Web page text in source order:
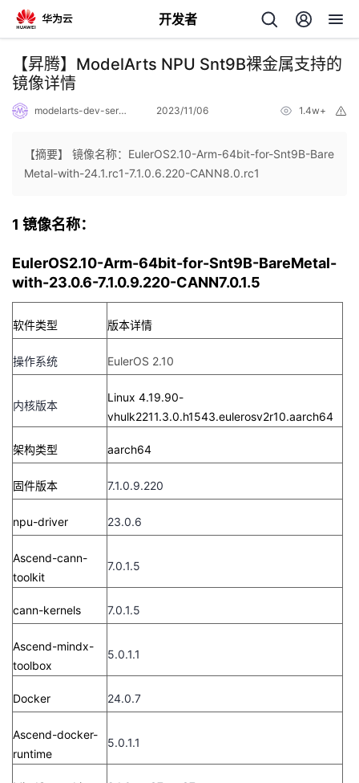
开发者
返
回
人
主
我
的
我
的
博
我
的
坛
我
圈
的
播
我
活
动
的
关
注
我
的
开
我
的
我
【昇腾】ModelArts NPU Snt9B裸金属支持的
镜像详情
modelarts-dev-server 2023/11/06 1.4w+
【摘要】 镜像名称：EulerOS2.10-Arm-64bit-for-Snt9B-Bare
Metal-with-24.1.rc1-7.1.0.6.220-CANN8.0.rc1
1 镜像名称：
EulerOS2.10-Arm-64bit-for-Snt9B-BareMetal-
with-23.0.6-7.1.0.9.220-CANN7.0.1.5
软件类型 版本详情
操作系统 EulerOS 2.10
内核版本
Linux 4.19.90-
vhulk2211.3.0.h1543.eulerosv2r10.aarch64
架构类型 aarch64
固件版本 7.1.0.9.220
npu-driver 23.0.6
Ascend-cann-
toolkit
7.0.1.5
cann-kernels 7.0.1.5
Ascend-mindx-
toolbox
5.0.1.1
Docker 24.0.7
Ascend-docker-
runtime
5.0.1.1